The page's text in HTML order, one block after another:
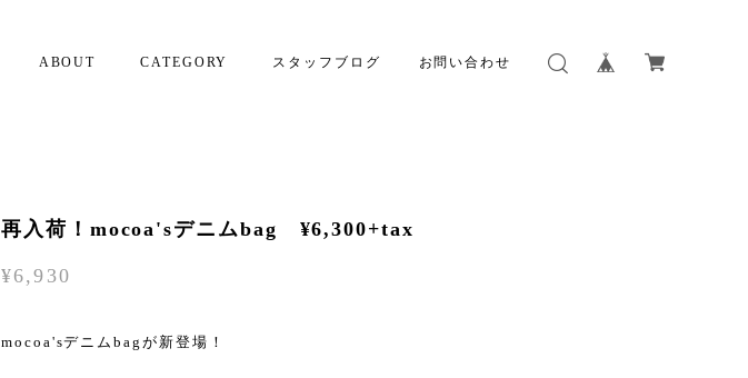
ABOUT CATEGORY スタッフブログ お問い合わせ
再入荷！mocoa'sデニムbag ¥6,300+tax
¥6,930
mocoa'sデニムbagが新登場！